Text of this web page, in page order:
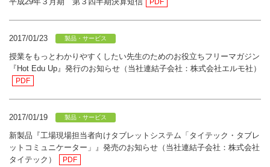
PDF
2017/01/23 製品・サービス
授業をもっとわかりやすくしたい先生のためのお役立ちフリーマガジン
『Hot Edu Up』発行のお知らせ（当社連結子会社：株式会社エルモ社）
PDF
2017/01/19 製品・サービス
新製品『工場現場担当者向けタブレットシステム「タイテック・タブレ
ットコミュニケーター」』発売のお知らせ（当社連結子会社：株式会社
タイテック）
PDF